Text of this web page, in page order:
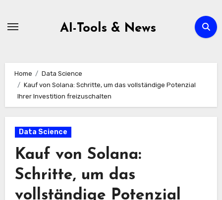
AI-Tools & News
Home
Data Science
Kauf von Solana: Schritte, um das vollständige Potenzial
Ihrer Investition freizuschalten
Data Science
Kauf von Solana:
Schritte, um das
vollständige Potenzial